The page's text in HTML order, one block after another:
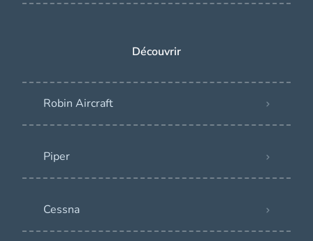
Découvrir
Robin Aircraft
Piper
Cessna